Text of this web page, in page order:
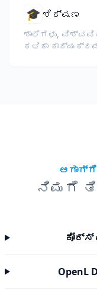
🎓 ಶಿಕ್ಷಣ
ಶಾಲೆಗಳು,
ಕಲಿಕಾ
ನಿಮಗೆ
ಕೋರ್ಸ್
OpenL